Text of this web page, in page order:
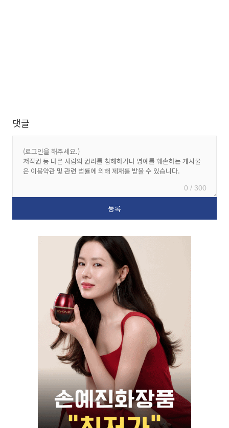
댓글
0 / 300